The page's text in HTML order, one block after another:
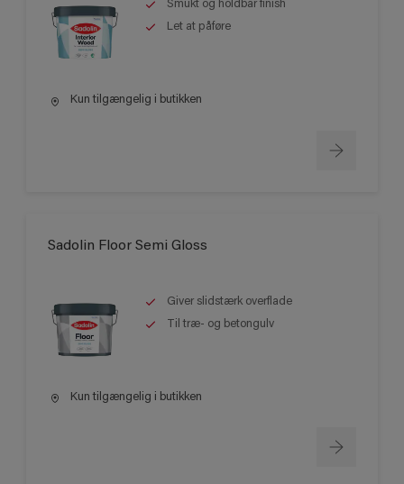
Smukt og holdbar finish
Let at påføre
Kun tilgængelig i butikken
Sadolin Floor Semi Gloss
Giver slidstærk overflade
Til træ- og betongulv
Kun tilgængelig i butikken